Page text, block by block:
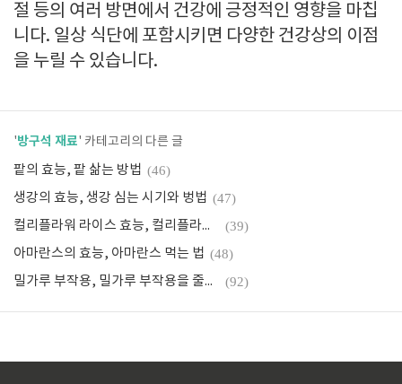
절 등의 여러 방면에서 건강에 긍정적인 영향을 마칩
니다. 일상 식단에 포함시키면 다양한 건강상의 이점
을 누릴 수 있습니다.
'방구석 재료' 카테고리의 다른 글
팥의 효능, 팥 삶는 방법 (46)
생강의 효능, 생강 심는 시기와 벙법 (47)
컬리플라워 라이스 효능, 컬리플라워 라이스 만드는방법 (39)
아마란스의 효능, 아마란스 먹는 법 (48)
밀가루 부작용, 밀가루 부작용을 줄이는 방법, 밀가루를 끊었을 때 효과 (92)